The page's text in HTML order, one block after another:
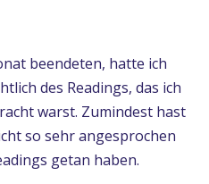
beendeten, hatte ich
des Readings, das ich
warst. Zumindest hast
so sehr angesprochen
getan haben.